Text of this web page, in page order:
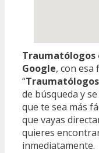
Traumatólogos
Google, con esa
“
de búsqueda y
que te sea más
que vayas
quieres
inmediatamente.